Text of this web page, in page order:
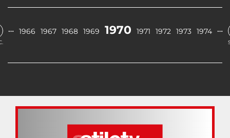
… 1966 1967 1968 1969 1970 1971 1972 1973 1974 …